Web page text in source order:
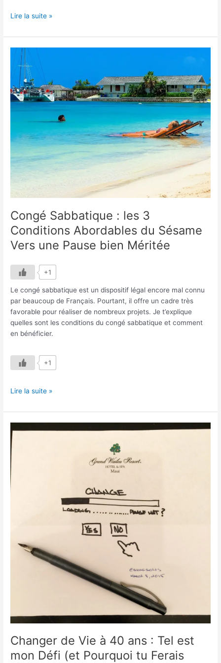
Lire la suite »
Congé Sabbatique : les 3
Conditions Abordables du Sésame
Vers une Pause bien Méritée
+1
Le congé sabbatique est un dispositif légal encore mal connu
par beaucoup de Français. Pourtant, il offre un cadre très
favorable pour réaliser de nombreux projets. Je t’explique
quelles sont les conditions du congé sabbatique et comment
en bénéficier.
+1
Congé
Sabbatique
les
3
Conditions
Sésame
une
Pause
bien
Méritée
Lire la suite »
Changer de Vie à 40 ans : Tel est
mon Défi (et Pourquoi tu Ferais
de
Vie
40
ans
(et
Pourquoi
Autant)